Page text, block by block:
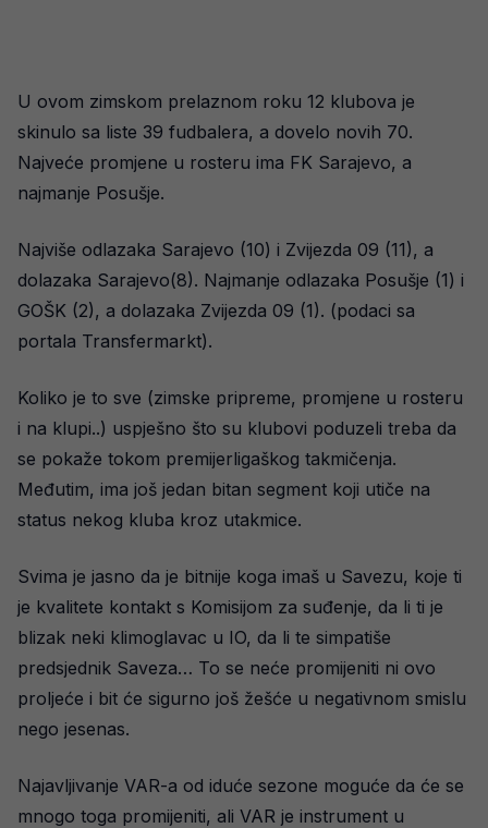
U ovom zimskom prelaznom roku 12 klubova je
skinulo sa liste 39 fudbalera, a dovelo novih 70.
Najveće promjene u rosteru ima FK Sarajevo, a
najmanje Posušje.
Najviše odlazaka Sarajevo (10) i Zvijezda 09 (11), a
dolazaka Sarajevo(8). Najmanje odlazaka Posušje (1) i
GOŠK (2), a dolazaka Zvijezda 09 (1). (podaci sa
portala Transfermarkt).
Koliko je to sve (zimske pripreme, promjene u rosteru
i na klupi..) uspješno što su klubovi poduzeli treba da
se pokaže tokom premijerligaškog takmičenja.
Međutim, ima još jedan bitan segment koji utiče na
status nekog kluba kroz utakmice.
Svima je jasno da je bitnije koga imaš u Savezu, koje ti
je kvalitete kontakt s Komisijom za suđenje, da li ti je
blizak neki klimoglavac u IO, da li te simpatiše
predsjednik Saveza… To se neće promijeniti ni ovo
proljeće i bit će sigurno još žešće u negativnom smislu
nego jesenas.
Najavljivanje VAR-a od iduće sezone moguće da će se
mnogo toga promijeniti, ali VAR je instrument u